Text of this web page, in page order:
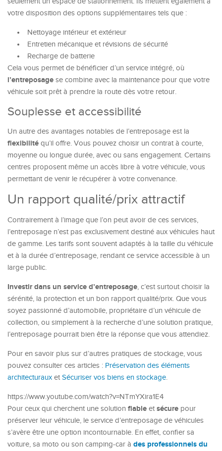
votre disposition des options supplémentaires tels que :
Nettoyage intérieur et extérieur
Entretien mécanique et révisions de sécurité
Recharge de batterie
Cela vous permet de bénéficier d’un service intégré, où
l’entreposage se combine avec la maintenance pour que votre
véhicule soit prêt à prendre la route dès votre retour.
Souplesse et accessibilité
Un autre des avantages notables de l’entreposage est la
flexibilité qu’il offre. Vous pouvez choisir un contrat à courte,
moyenne ou longue durée, avec ou sans engagement. Certains
centres proposent même un accès libre à votre véhicule, vous
permettant de venir le récupérer à votre convenance.
Un rapport qualité/prix attractif
Contrairement à l’image que l’on peut avoir de ces services,
l’entreposage n’est pas exclusivement destiné aux véhicules haut
de gamme. Les tarifs sont souvent adaptés à la taille du véhicule
et à la durée d’entreposage, rendant ce service accessible à un
large public.
Investir dans un service d’entreposage, c’est surtout choisir la
sérénité, la protection et un bon rapport qualité/prix. Que vous
soyez passionné d’automobile, propriétaire d’un véhicule de
collection, ou simplement à la recherche d’une solution pratique,
l’entreposage pourrait bien être la réponse que vous attendiez.
Pour en savoir plus sur d’autres pratiques de stockage, vous
pouvez consulter ces articles : Préservation des éléments
architecturaux et Sécuriser vos biens en stockage.
https://www.youtube.com/watch?v=NTmYXira1E4
Pour ceux qui cherchent une solution fiable et sécure pour
préserver leur véhicule, le service d’entreposage de véhicules
s’avère être une option incontournable. En effet, confier sa
voiture, sa moto ou son camping-car à des professionnels du